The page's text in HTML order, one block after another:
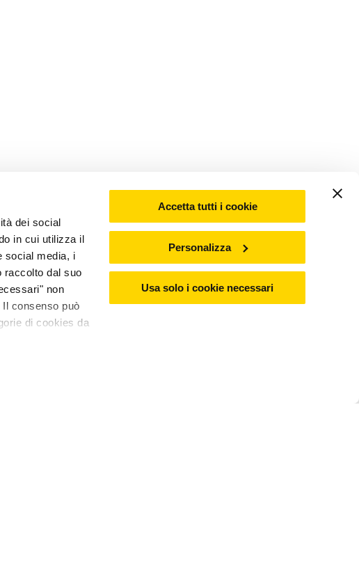
dei social
in cui utilizza il
social media, i
raccolto dal suo
non
consenso può
di cookies da
Accetta tutti i cookie
Personalizza
Usa solo i cookie necessari